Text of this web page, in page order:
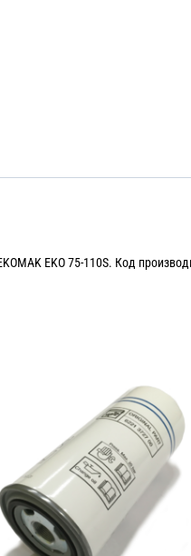
EKO 75-110S. Код